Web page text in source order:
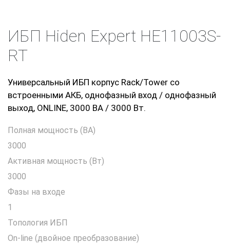
ИБП Hiden Expert HE11003S-
RT
Универсальный ИБП корпус Rack/Tower со
встроенными АКБ, однофазный вход / однофазный
выход, ONLINE, 3000 ВА / 3000 Вт.
Полная мощность (ВА)
3000
Активная мощность (Вт)
3000
Фазы на входе
1
Топология ИБП
On-line (двойное преобразование)